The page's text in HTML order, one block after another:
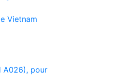
Vietnam
A026), pour